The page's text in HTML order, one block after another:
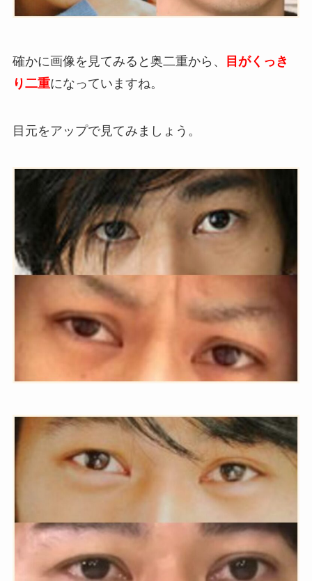
確かに画像を見てみると奥二重から、
目がくっき
り二重になっていますね。
目元をアップで見てみましょう。